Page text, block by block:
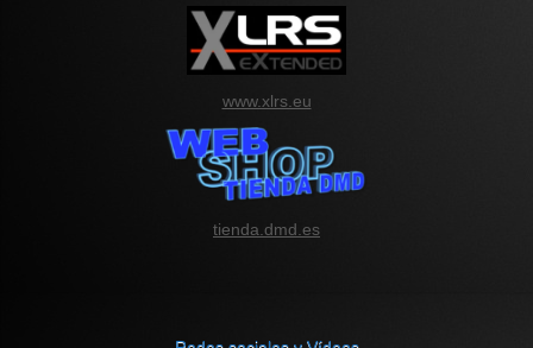
www.xlrs.eu
tienda.dmd.es